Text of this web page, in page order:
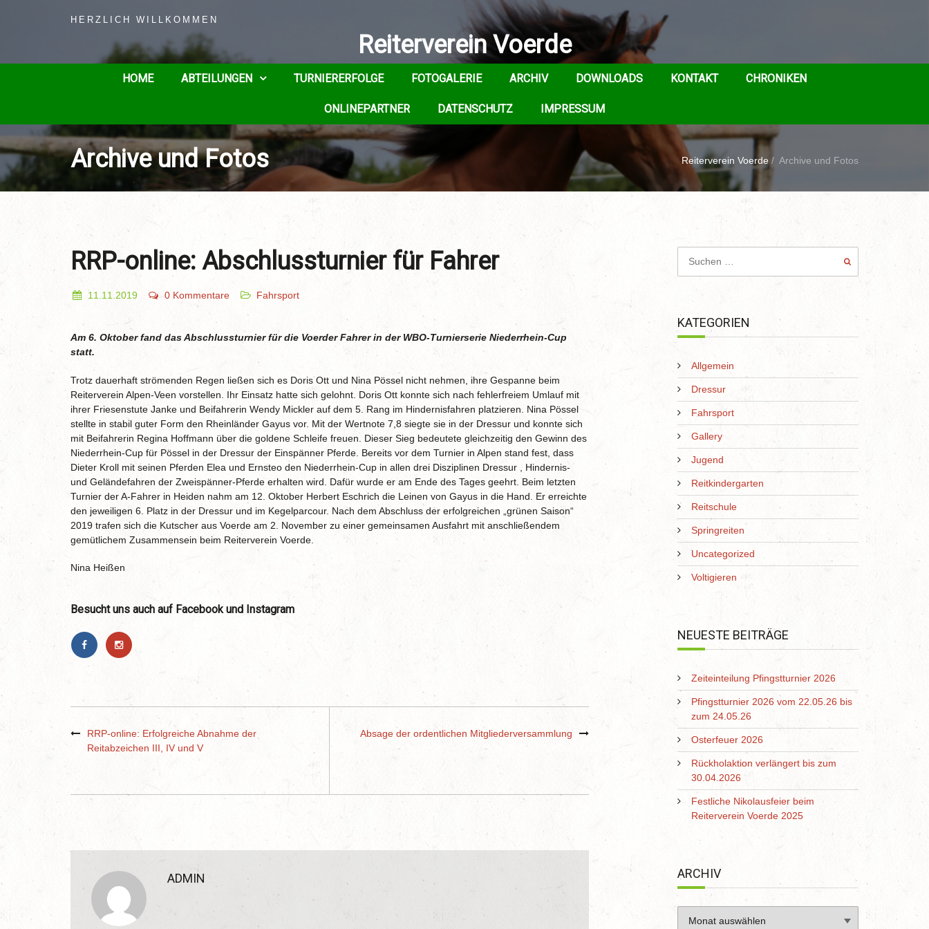
HERZLICH WILLKOMMEN
Reiterverein Voerde
HOME ABTEILUNGEN TURNIERERFOLGE FOTOGALERIE ARCHIV DOWNLOADS KONTAKT CHRONIKEN
ONLINEPARTNER DATENSCHUTZ IMPRESSUM
Archive und Fotos Reiterverein Voerde / Archive und Fotos
RRP-online: Abschlussturnier für Fahrer
11.11.2019 0 Kommentare Fahrsport
Am 6. Oktober fand das Abschlussturnier für die Voerder Fahrer in der WBO-Turnierserie Niederrhein-Cup
statt.
Trotz dauerhaft strömenden Regen ließen sich es Doris Ott und Nina Pössel nicht nehmen, ihre Gespanne beim
Reiterverein Alpen-Veen vorstellen. Ihr Einsatz hatte sich gelohnt. Doris Ott konnte sich nach fehlerfreiem Umlauf mit
ihrer Friesenstute Janke und Beifahrerin Wendy Mickler auf dem 5. Rang im Hindernisfahren platzieren. Nina Pössel
stellte in stabil guter Form den Rheinländer Gayus vor. Mit der Wertnote 7,8 siegte sie in der Dressur und konnte sich
mit Beifahrerin Regina Hoffmann über die goldene Schleife freuen. Dieser Sieg bedeutete gleichzeitig den Gewinn des
Niederrhein-Cup für Pössel in der Dressur der Einspänner Pferde. Bereits vor dem Turnier in Alpen stand fest, dass
Dieter Kroll mit seinen Pferden Elea und Ernsteo den Niederrhein-Cup in allen drei Disziplinen Dressur , Hindernis-
und Geländefahren der Zweispänner-Pferde erhalten wird. Dafür wurde er am Ende des Tages geehrt. Beim letzten
Turnier der A-Fahrer in Heiden nahm am 12. Oktober Herbert Eschrich die Leinen von Gayus in die Hand. Er erreichte
den jeweiligen 6. Platz in der Dressur und im Kegelparcour. Nach dem Abschluss der erfolgreichen „grünen Saison“
2019 trafen sich die Kutscher aus Voerde am 2. November zu einer gemeinsamen Ausfahrt mit anschließendem
gemütlichem Zusammensein beim Reiterverein Voerde.
Nina Heißen
Besucht uns auch auf Facebook und Instagram
RRP-online: Erfolgreiche Abnahme der
Reitabzeichen III, IV und V
Absage der ordentlichen Mitgliederversammlung
ADMIN
KATEGORIEN
Allgemein
Dressur
Fahrsport
Gallery
Jugend
Reitkindergarten
Reitschule
Springreiten
Uncategorized
Voltigieren
NEUESTE BEITRÄGE
Zeiteinteilung Pfingstturnier 2026
Pfingstturnier 2026 vom 22.05.26 bis
zum 24.05.26
Osterfeuer 2026
Rückholaktion verlängert bis zum
30.04.2026
Festliche Nikolausfeier beim
Reiterverein Voerde 2025
ARCHIV